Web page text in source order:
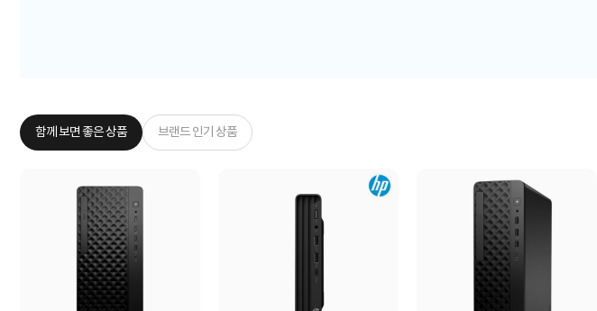
함께 보면 좋은 상품 브랜드 인기 상품